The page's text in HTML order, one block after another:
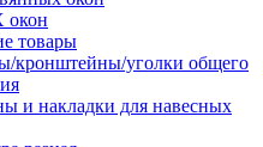
товары
кронштейны/уголки общего
и накладки для навесных